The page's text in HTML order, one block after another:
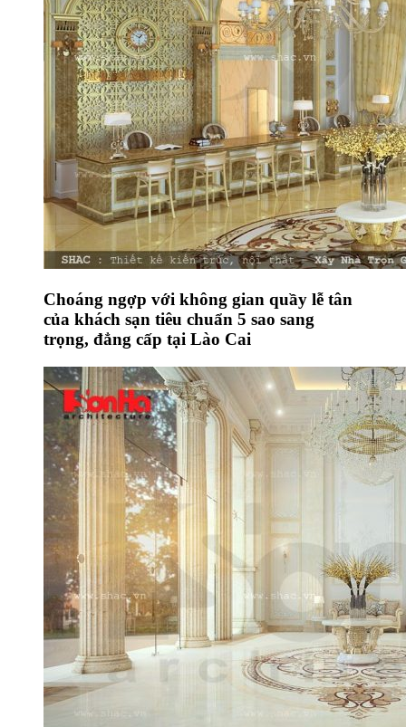
Choáng ngợp với không gian quầy lễ tân
của khách sạn tiêu chuẩn 5 sao sang
trọng, đẳng cấp tại Lào Cai